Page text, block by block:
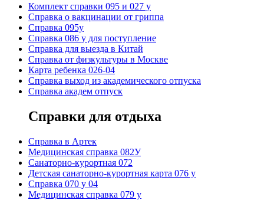
Комплект справки 095 и 027 у
Справка о вакцинации от гриппа
Справка 095у
Справка 086 у для поступление
Справка для выезда в Китай
Справка от физкультуры в Москве
Карта ребенка 026-04
Справка выход из академического отпуска
Справка академ отпуск
Справки для отдыха
Cправка в Артек
Медицинская справка 082У
Санаторно-курортная 072
Детская санаторно-курортная карта 076 у
Справка 070 у 04
Медицинская справка 079 у